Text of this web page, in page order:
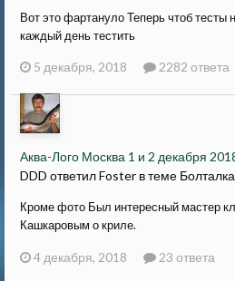
Вот это фартануло Теперь чтоб тесты
каждый день тестить
5 декабря, 2018 2282 ответа
Аква-Лого Москва 1 и 2 декабря
DDD ответил Foster в теме Болталка
Кроме фото Был интересный мастер
Кашкаровым о криле.
4 декабря, 2018 23 ответа